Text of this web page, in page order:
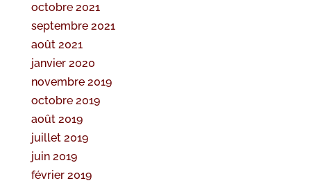
octobre 2021
septembre 2021
août 2021
janvier 2020
novembre 2019
octobre 2019
août 2019
juillet 2019
juin 2019
février 2019